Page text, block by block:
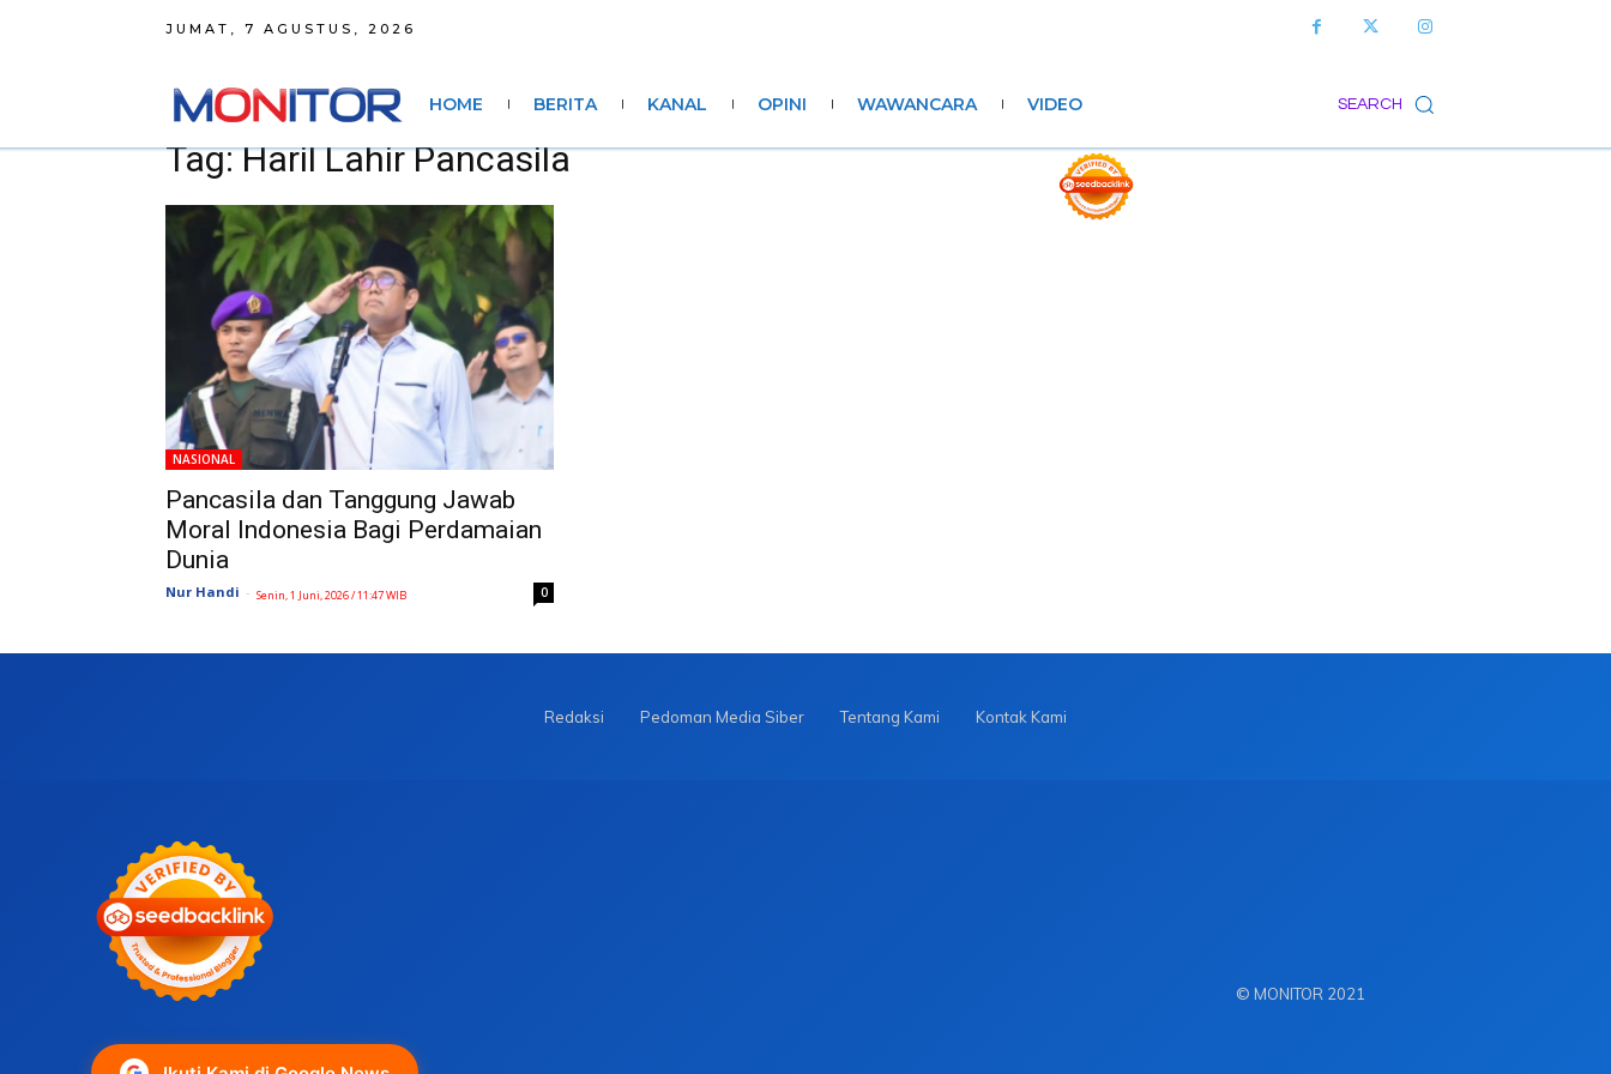
JUMAT, 7 AGUSTUS, 2026
SEARCH
HOME BERITA KANAL OPINI WAWANCARA VIDEO
Tag: Haril Lahir Pancasila
NASIONAL
Pancasila dan Tanggung Jawab
Moral Indonesia Bagi Perdamaian
Dunia
Nur Handi - Senin, 1 Juni, 2026 / 11:47 WIB 0
Redaksi Pedoman Media Siber Tentang Kami Kontak Kami
© MONITOR 2021